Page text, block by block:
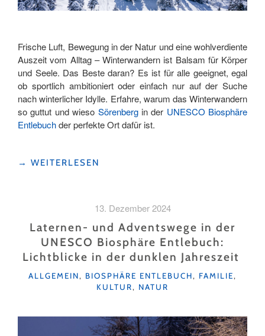
Frische Luft, Bewegung in der Natur und eine wohlverdiente
Auszeit vom Alltag – Winterwandern ist Balsam für Körper
und Seele. Das Beste daran? Es ist für alle geeignet, egal
ob sportlich ambitioniert oder einfach nur auf der Suche
nach winterlicher Idylle. Erfahre, warum das Winterwandern
so guttut und wieso Sörenberg in der UNESCO Biosphäre
Entlebuchder perfekte Ort dafür ist.
"WINTERWANDERUNG
WINTERMÄRCHEN
SÖRENBERG"
→ WEITERLESEN
13. Dezember 2024
Laternen- und Adventswege in der
UNESCO Biosphäre Entlebuch:
Lichtblicke in der dunklen Jahreszeit
KATEGORIEN
ALLGEMEIN, BIOSPHÄRE ENTLEBUCH, FAMILIE,
KULTUR, NATUR